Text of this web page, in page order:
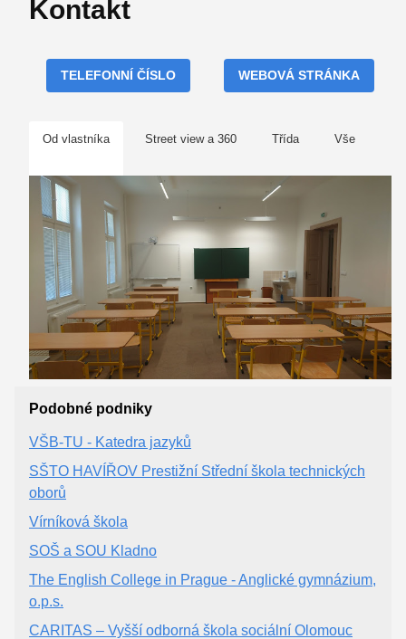
Kontakt
TELEFONNÍ ČÍSLO WEBOVÁ STRÁNKA
Od vlastníka Street view a 360 Třída Vše
Podobné podniky
VŠB-TU - Katedra jazyků
SŠTO HAVÍŘOV Prestižní Střední škola technických
oborů
Vírníková škola
SOŠ a SOU Kladno
The English College in Prague - Anglické gymnázium,
o.p.s.
CARITAS – Vyšší odborná škola sociální Olomouc